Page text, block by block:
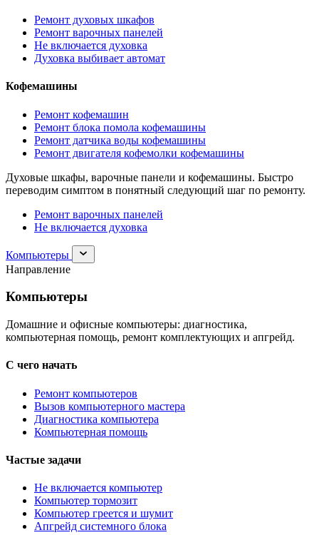
Ремонт духовых шкафов
Ремонт варочных панелей
Не включается духовка
Духовка выбивает автомат
Кофемашины
Ремонт кофемашин
Ремонт блока помола кофемашины
Ремонт датчика воды кофемашины
Ремонт двигателя кофемолки кофемашины
Духовые шкафы, варочные панели и кофемашины. Быстро
переводим симптом в понятный следующий шаг по ремонту.
Ремонт варочных панелей
Не включается духовка
Компьютеры
Раскрыть
раздел
Направление
Компьютеры
Домашние и офисные компьютеры: диагностика,
компьютерная помощь, ремонт комплектующих и апгрейд.
С чего начать
Ремонт компьютеров
Вызов компьютерного мастера
Диагностика компьютера
Компьютерная помощь
Частые задачи
Не включается компьютер
Компьютер тормозит
Компьютер греется и шумит
Апгрейд системного блока